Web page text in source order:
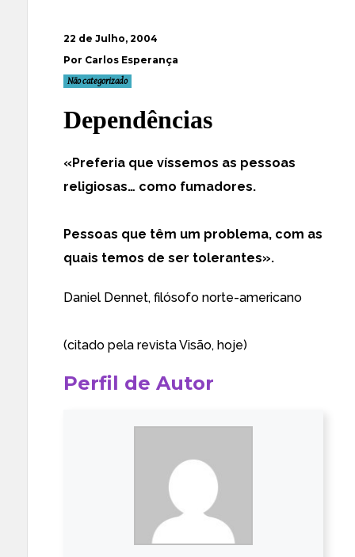
22 de Julho, 2004
Por Carlos Esperança
Não categorizado
Dependências
«Preferia que víssemos as pessoas
religiosas… como fumadores.
Pessoas que têm um problema, com as
quais temos de ser tolerantes».
Daniel Dennet, filósofo norte-americano
(citado pela revista Visão, hoje)
Perfil de Autor